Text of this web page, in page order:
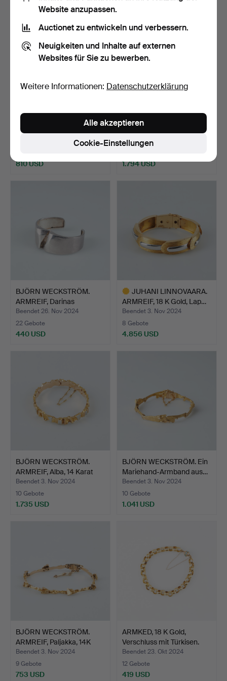
BJÖRN WECKSTRÖM.
Eine Nilkette aus 14 Kara…
Beendet 29. Nov 2024
810 USD
ARMREIF, 18 K Gold, Uno a
Ferre, Italien.
Beendet 28. Nov 2024
1.794 USD
BJÖRN WECKSTRÖM.
ARMREIF, Darinas
Schmuck,…
Beendet 26. Nov 2024
22 Gebote
440 USD
JUHANI LINNOVAARA.
ARMREIF, 18 K Gold, Lap…
Beendet 3. Nov 2024
8 Gebote
4.856 USD
BJÖRN WECKSTRÖM.
ARMREIF, Alba, 14 Karat
G…
Beendet 3. Nov 2024
10 Gebote
1.735 USD
BJÖRN WECKSTRÖM. Ein
Mariehand-Armband aus…
Beendet 3. Nov 2024
10 Gebote
1.041 USD
BJÖRN WECKSTRÖM.
ARMREIF, Paljakka, 14K
Go…
Beendet 3. Nov 2024
9 Gebote
753 USD
ARMKED, 18 K Gold,
Verschluss mit Türkisen.
Beendet 23. Okt 2024
12 Gebote
419 USD
Website anzupassen.
Auctionet zu entwickeln und verbessern.
Neuigkeiten und Inhalte auf externen
Websites für Sie zu bewerben.
Weitere Informationen: Datenschutzerklärung
Cookie-Einstellungen
Alle akzeptieren